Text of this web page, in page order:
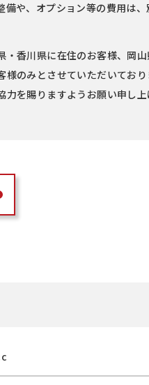
備や、オプション等の費用は、
香川県に在住のお客様、岡山
のみとさせていただいており
力を賜りますようお願い申し上